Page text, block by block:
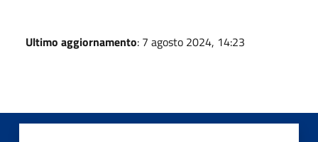
Ultimo aggiornamento: 7 agosto 2024, 14:23